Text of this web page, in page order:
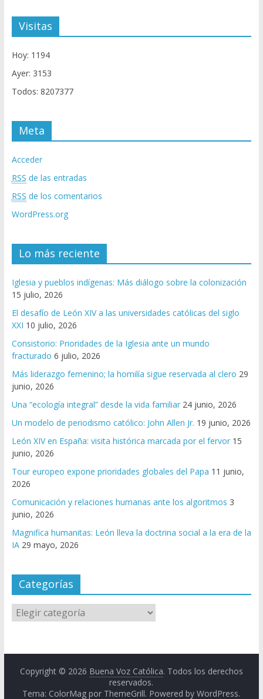
Visitas
Hoy: 1194
Ayer: 3153
Todos: 8207377
Meta
Acceder
RSS de las entradas
RSS de los comentarios
WordPress.org
Lo más reciente
Iglesia y pueblos indígenas: Más diálogo sobre la colonización
15 julio, 2026
El desafío de León XIV a las universidades católicas del siglo
XXI 10 julio, 2026
Consistorio: Prioridades de la Iglesia ante un mundo
fracturado 6 julio, 2026
Más liderazgo femenino; la homilía sigue reservada al clero 29
junio, 2026
Una “ecología integral” desde la vida familiar 24 junio, 2026
Un modelo de periodismo católico: John Allen Jr. 19 junio, 2026
León XIV en España: visita histórica marcada por el fervor 15
junio, 2026
Tour europeo expone prioridades globales del Papa 11 junio,
2026
Comunicación y relaciones humanas ante los algoritmos 3
junio, 2026
Magnifica humanitas: León lleva la doctrina social a la era de la
IA 29 mayo, 2026
Categorías
Copyright © 2026 Buena Voz Católica. Todos los derechos
reservados.
Tema: ColorMag por ThemeGrill. Powered byWordPress.